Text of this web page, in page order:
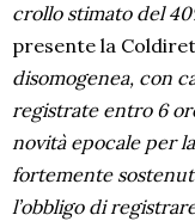
crollo stimato del
presente la
disomogenea, con
registrate entro 6
novità epocale per
fortemente
l’obbligo di